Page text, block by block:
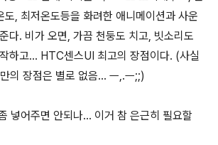
도, 최저온도등을 화려한 애니메이션과 사운
다. 비가 오면, 가끔 천둥도 치고, 빗소리도
하고... HTC센스UI 최고의 장점이다. (사실
의 장점은 별로 없음... ㅡ,.ㅡ;;)
넣어주면 안되나... 이거 참 은근히 필요할